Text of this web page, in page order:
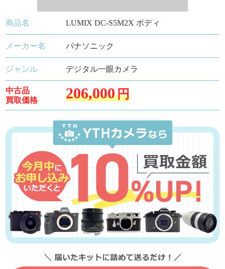
商品名 LUMIX DC-S5M2X ボディ
メーカー名 パナソニック
ジャンル デジタル一眼カメラ
中古品
買取価格
206,000円